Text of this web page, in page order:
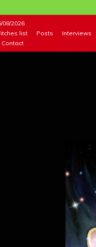
08/2026
list
Posts Interviews
Contact